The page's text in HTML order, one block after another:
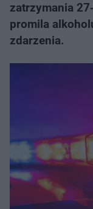
zatrzymania
promila
zdarzenia.